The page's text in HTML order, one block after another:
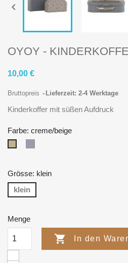

OYOY -
10,00 €
Bruttopreis Lieferzeit: 2-4 Werktage
Kinderkoffer mit süßen Aufdruck
Farbe: creme/beige
Grösse: klein
klein
Menge
 In den